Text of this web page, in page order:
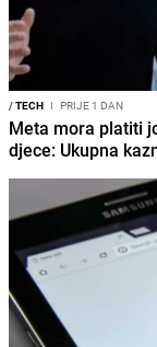
/TECH I PRIJE 1 DAN
Meta mora platiti
djece: Ukupna